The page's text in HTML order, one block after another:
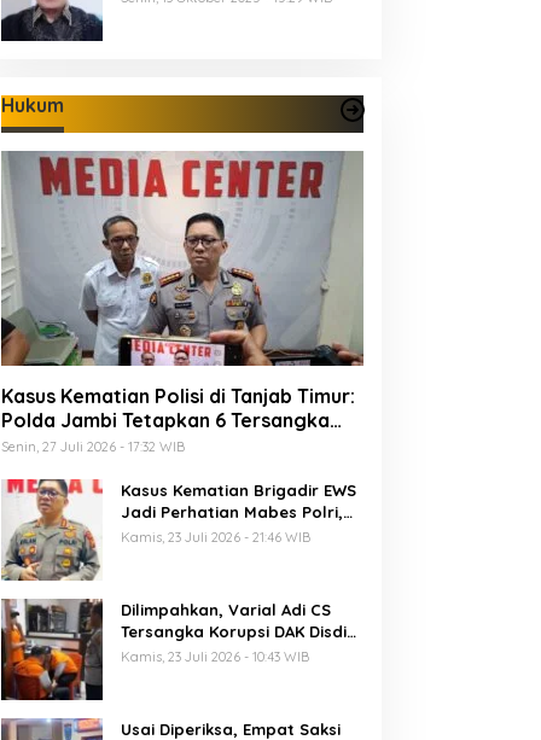
Hukum
Kasus Kematian Polisi di Tanjab Timur:
Polda Jambi Tetapkan 6 Tersangka
Termasuk 5 Anggota Polri
Senin, 27 Juli 2026 - 17:32 WIB
Kasus Kematian Brigadir EWS
Jadi Perhatian Mabes Polri,
Polda Jambi Periksa 18 Saksi
Kamis, 23 Juli 2026 - 21:46 WIB
Dilimpahkan, Varial Adi CS
Tersangka Korupsi DAK Disdik
Provinsi Jambi Senilai 21 M
Kamis, 23 Juli 2026 - 10:43 WIB
Usai Diperiksa, Empat Saksi